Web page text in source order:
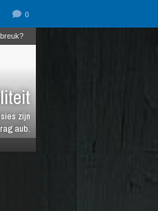
zijn
aub.